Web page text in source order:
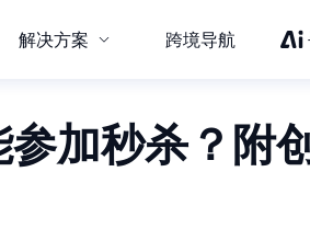
解决方案 跨境导航
加秒杀？附